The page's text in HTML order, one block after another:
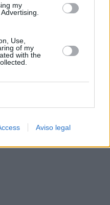
my
Use,
of my
with the
Aviso legal